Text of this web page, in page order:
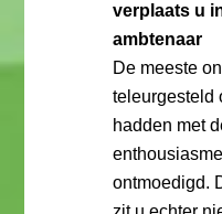
verplaats u
ambtenaar
De meeste
teleurgesteld
hadden met
ontmoedigd.